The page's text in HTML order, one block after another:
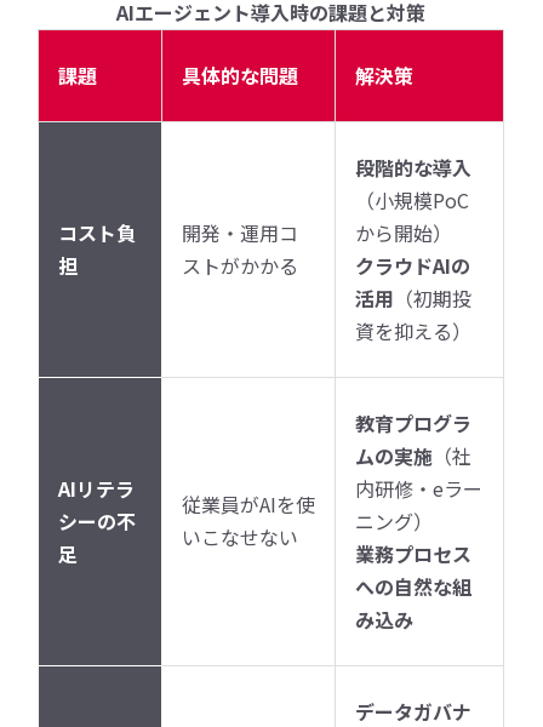
AIエージェント導入時の課題と対策
課題 具体的な問題 解決策
コスト負
担
開発・運用コ
ストがかかる
段階的な導入
（小規模PoC
から開始）
クラウドAIの
活用 （初期投
資を抑える）
AIリテラ
シーの不
足
従業員がAIを使
いこなせない
教育プログラ
ムの実施 （社
内研修・eラー
ニング）
業務プロセス
への自然な組
み込み
データガバナ